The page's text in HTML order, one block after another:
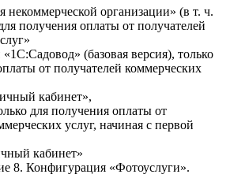
некоммерческой организации» (в т. ч.
получения оплаты от получателей
(базовая версия), только
от получателей коммерческих
кабинет»,
для получения оплаты от
услуг, начиная с первой
кабинет»
8. Конфигурация «Фотоуслуги».